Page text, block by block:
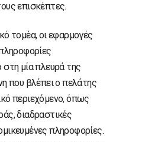
επισκέπτες.
τομέα, οι εφαρμογές
στη μία πλευρά της
που βλέπει ο πελάτης
περιεχόμενο, όπως
διαδραστικές
πληροφορίες.